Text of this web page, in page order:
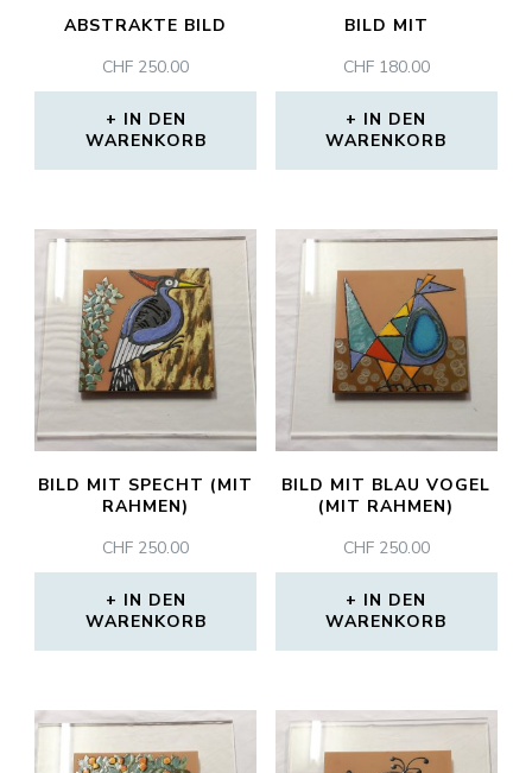
ABSTRAKTE BILD
CHF 250.00
IN DEN
WARENKORB
BILD MIT
CHF180.00
IN DEN
WARENKORB
BILD MIT SPECHT (MIT
RAHMEN)
CHF 250.00
IN DEN
WARENKORB
BILD MIT BLAU VOGEL
(MIT RAHMEN)
CHF250.00
IN DEN
WARENKORB